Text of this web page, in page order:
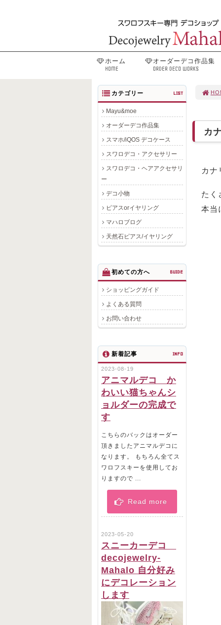
ホーム
HOME
オーダーデコ作品集
ORDER DECO WORKS
カ
カ
たく
本当
カテゴリー LIST
Mayu&moe
オーダーデコ作品集
スマホ/iQOS デコケース
スワロデコ・アクセサリー
スワロデコ・ヘアアクセサリ
ー
デコ小物
ピアスorイヤリング
マハロブログ
天然石ピアス/イヤリング
初めての方へ GUIDE
ショッピングガイド
よくある質問
お問い合わせ
新着記事 INFO
2023-08-19
アニマルデコ か
わいい猫ちゃんシ
ョルダーの完成で
す
こちらのバックはオーダー
頂きましたアニマルデコに
なります。 もちろん全てス
ワロフスキーを使用してお
りますので ...
Read more
2023-05-20
スニーカーデコ
decojewelry-
Mahalo 自分好み
にデコレーション
します